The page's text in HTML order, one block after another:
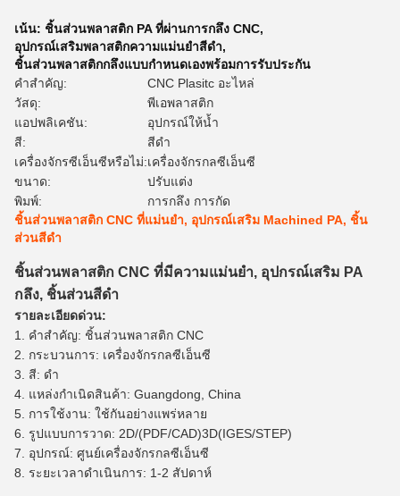
เน้น: ชิ้นส่วนพลาสติก PA ที่ผ่านการกลึง CNC,
อุปกรณ์เสริมพลาสติกความแม่นยำสีดำ,
ชิ้นส่วนพลาสติกกลึงแบบกำหนดเองพร้อมการรับประกัน
คำสำคัญ:
CNC Plasitc อะไหล่
วัสดุ:
พีเอพลาสติก
แอปพลิเคชัน:
อุปกรณ์ให้น้ำ
สี:
สีดำ
เครื่องจักรซีเอ็นซีหรือไม่:เครื่องจักรกลซีเอ็นซี
ขนาด:
ปรับแต่ง
พิมพ์:
การกลึง การกัด
ชิ้นส่วนพลาสติก CNC ที่แม่นยำ, อุปกรณ์เสริม Machined PA, ชิ้น
ส่วนสีดำ
ชิ้นส่วนพลาสติก CNC ที่มีความแม่นยำ, อุปกรณ์เสริม PA
กลึง, ชิ้นส่วนสีดำ
รายละเอียดด่วน:
1. คำสำคัญ: ชิ้นส่วนพลาสติก CNC
2. กระบวนการ: เครื่องจักรกลซีเอ็นซี
3. สี: ดำ
4. แหล่งกำเนิดสินค้า: Guangdong, China
5. การใช้งาน: ใช้กันอย่างแพร่หลาย
6. รูปแบบการวาด: 2D/(PDF/CAD)3D(IGES/STEP)
7. อุปกรณ์: ศูนย์เครื่องจักรกลซีเอ็นซี
8. ระยะเวลาดำเนินการ: 1-2 สัปดาห์